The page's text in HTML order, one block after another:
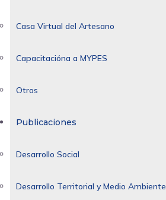
Casa Virtual del Artesano
Capacitacióna a MYPES
Otros
Publicaciones
Desarrollo Social
Desarrollo Territorial y Medio Ambiente